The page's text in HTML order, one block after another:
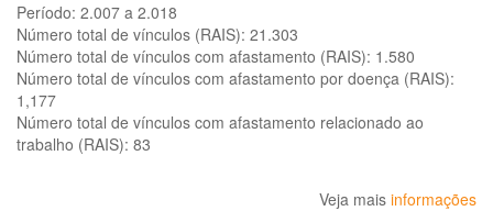
Período: 2.007 a 2.018
Número total de vínculos (RAIS): 21.303
Número total de vínculos com afastamento (RAIS): 1.580
Número total de vínculos com afastamento por doença (RAIS):
1,177
Número total de vínculos com afastamento relacionado ao
trabalho (RAIS): 83
Veja mais informações